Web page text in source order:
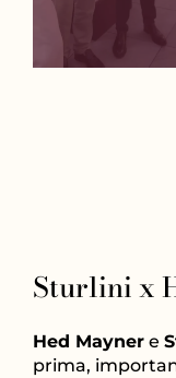
Sturlini x
Hed Mayner e
prima,